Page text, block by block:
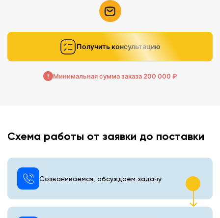
Получить консультацию
Минимальная сумма заказа 200 000 ₽
Схема работы от заявки до поставки
Созваниваемся, обсуждаем задачу